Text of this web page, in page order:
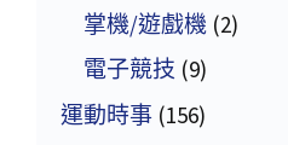
掌機/遊戲機 (2)
電子競技 (9)
運動時事 (156)